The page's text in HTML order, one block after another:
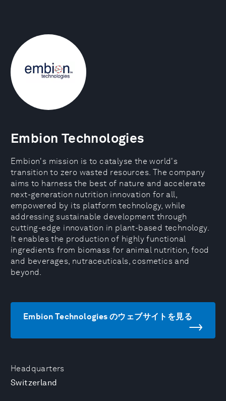
Headquarters
Switzerland
Embion Technologies
Embion's mission is to catalyse the world's
transition to zero wasted resources. The company
aims to harness the best of nature and accelerate
next-generation nutrition innovation for all,
empowered by its platform technology, while
addressing sustainable development through
cutting-edge innovation in plant-based technology.
It enables the production of highly functional
ingredients from biomass for animal nutrition, food
and beverages, nutraceuticals, cosmetics and
beyond.
Embion Technologies のウェブサイトを見る